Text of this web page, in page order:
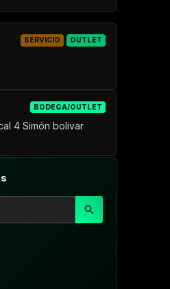
BODEGA/OUTLET
4 Simón bolivar
SERVICIO OUTLET